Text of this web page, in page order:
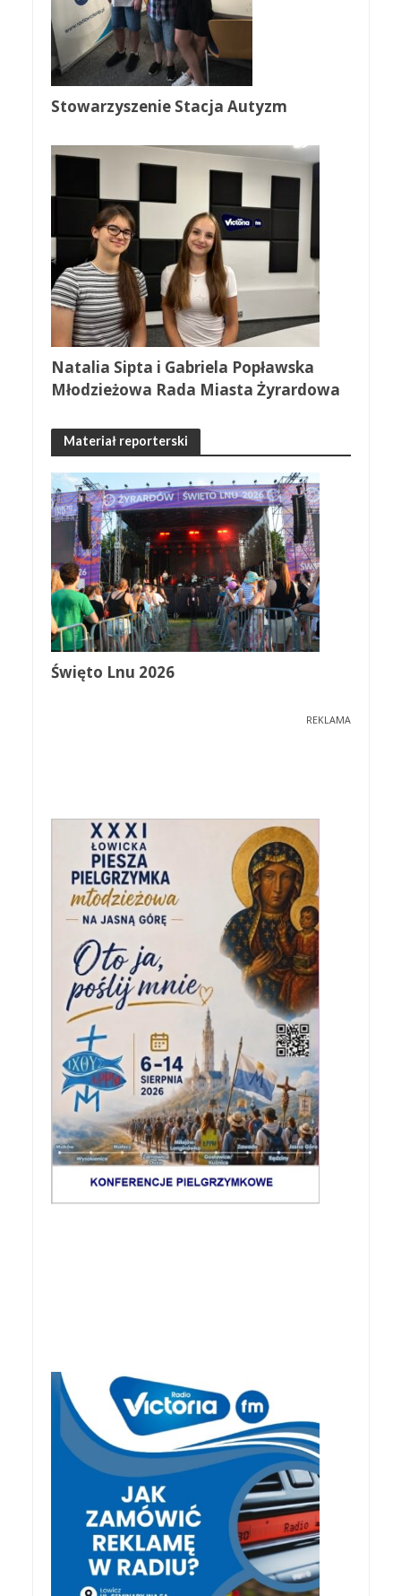
Stowarzyszenie Stacja Autyzm
Natalia Sipta i Gabriela Popławska
Młodzieżowa Rada Miasta Żyrardowa
Materiał reporterski
Święto Lnu 2026
REKLAMA